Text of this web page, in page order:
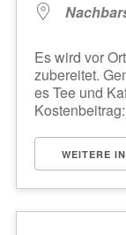
Es wird vor
zubereitet.
es Tee und
WEITERE